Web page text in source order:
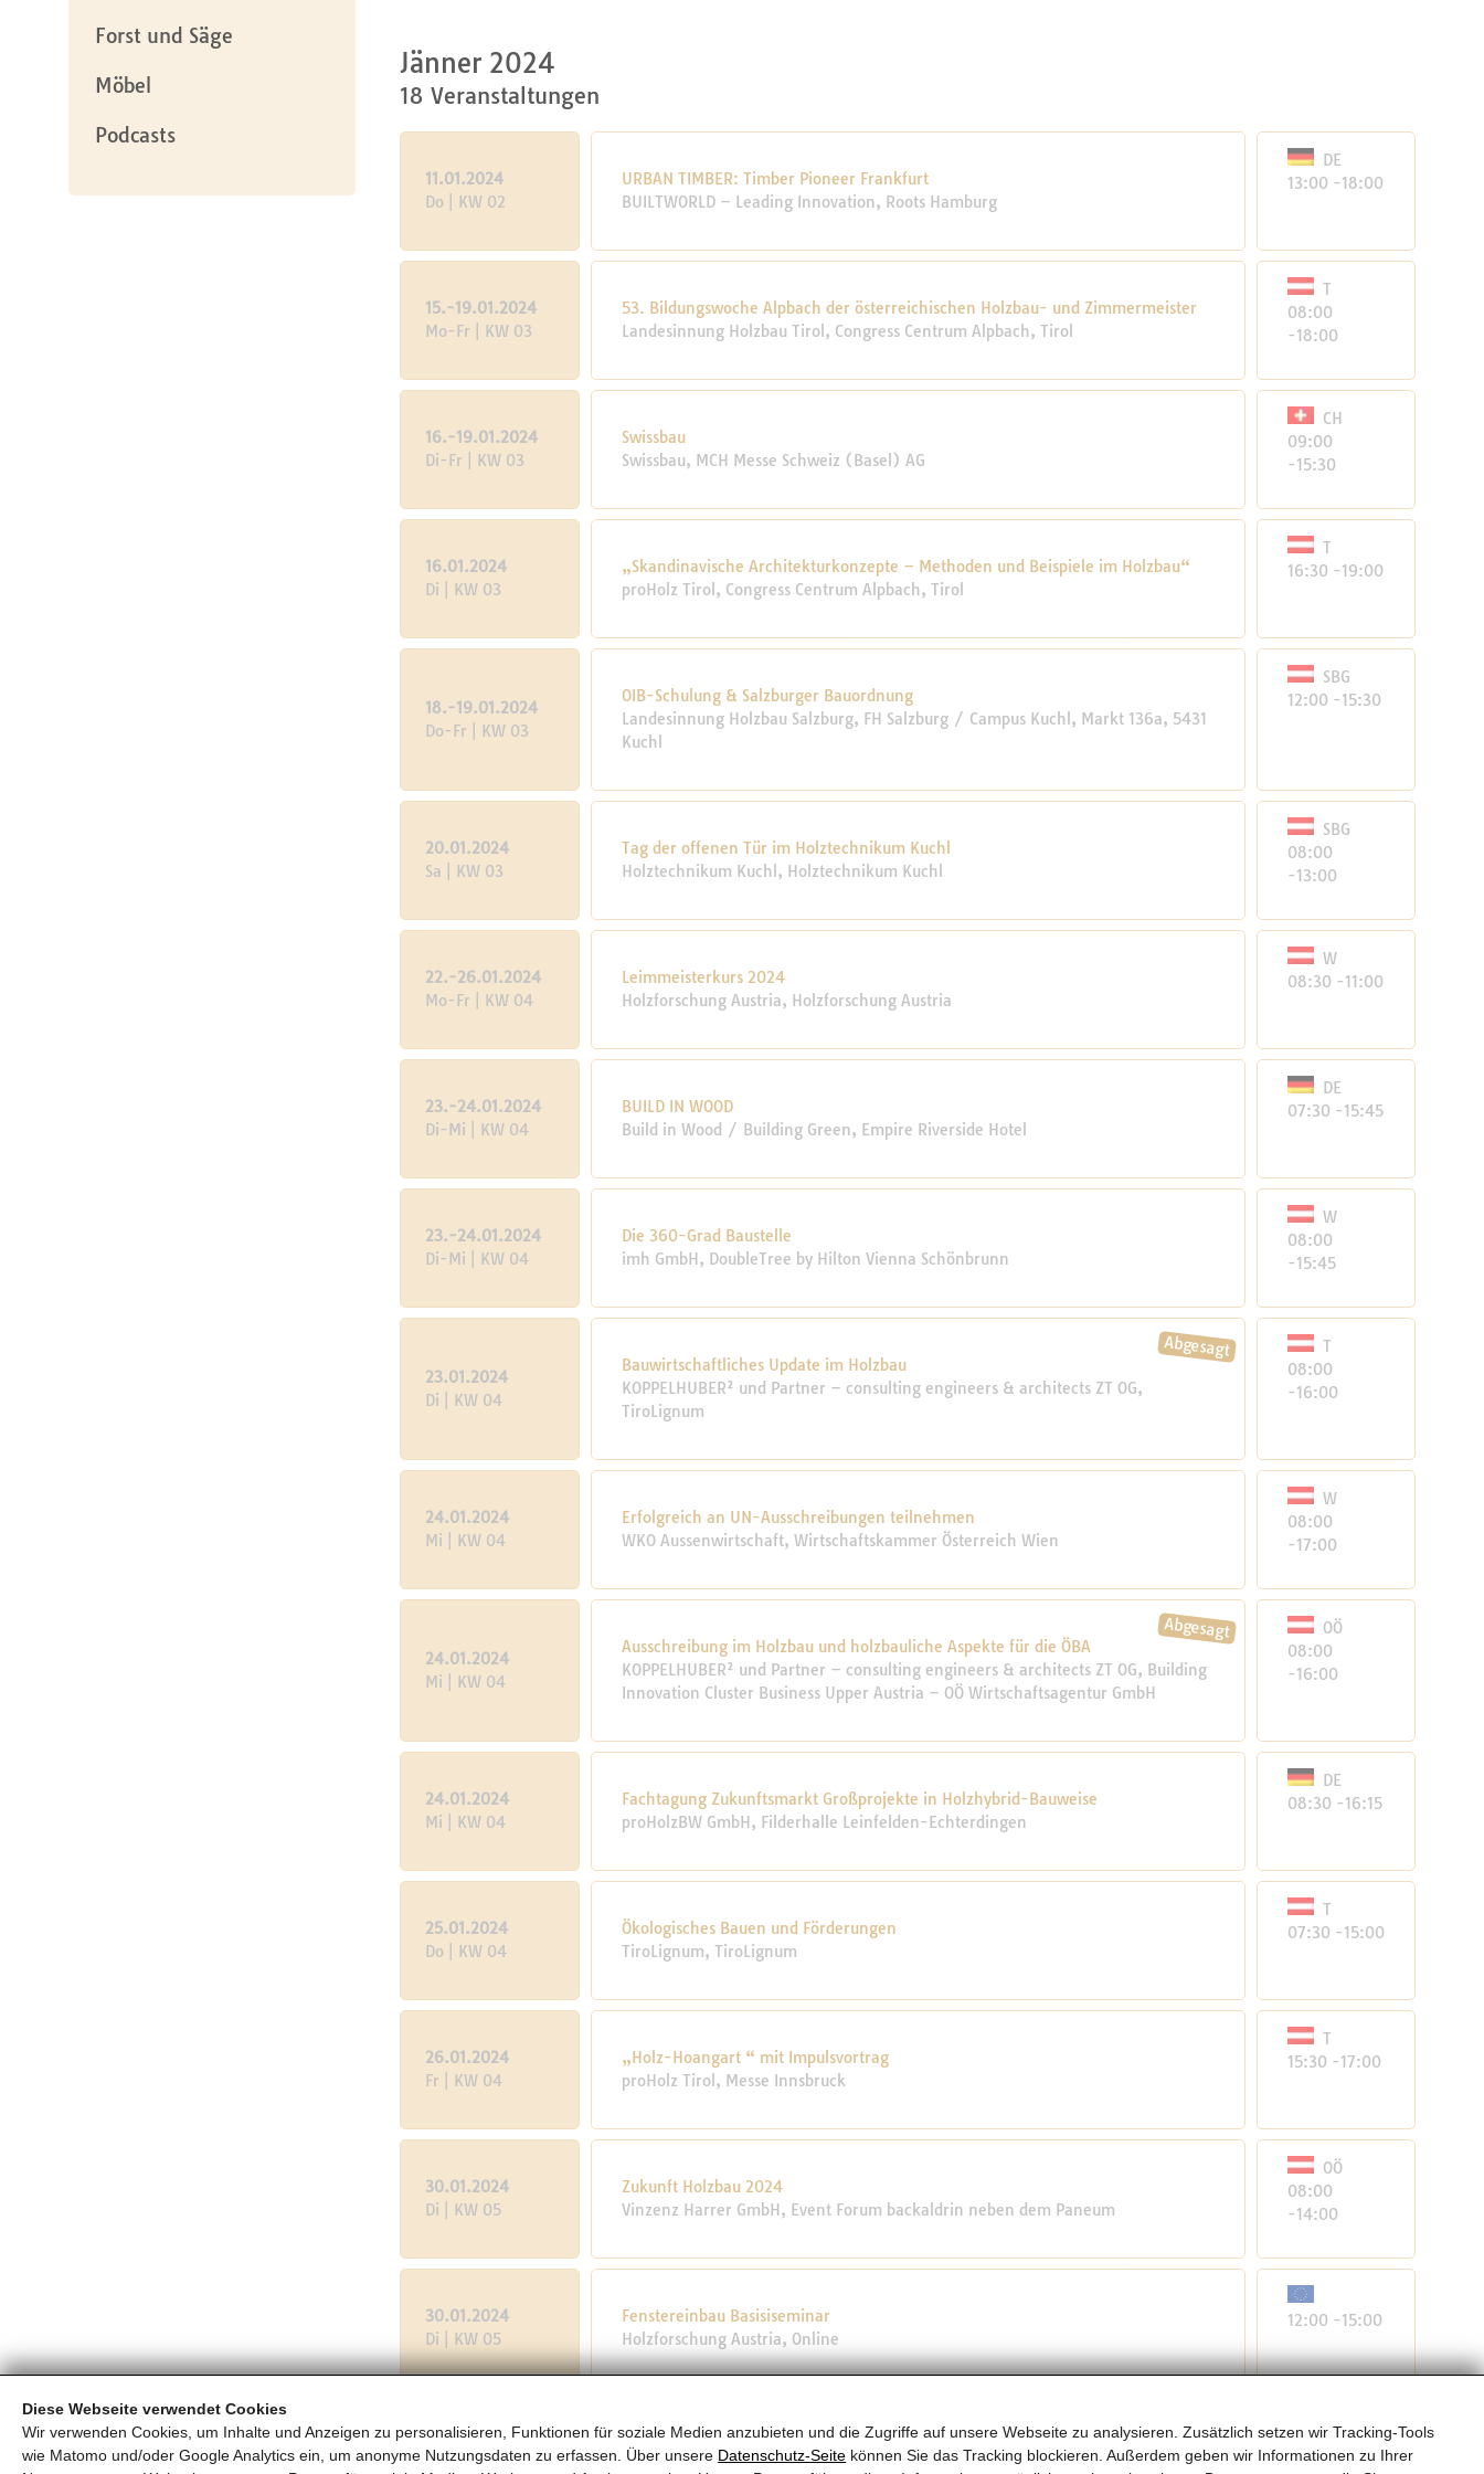
Diese Webseite verwendet Cookies
Wir verwenden Cookies, um Inhalte und Anzeigen zu personalisieren, Funktionen für soziale Medien anzubieten und die Zugriffe auf unsere Webseite zu analysieren. Zusätzlich setzen wir Tracking-Tools
wie Matomo und/oder Google Analytics ein, um anonyme Nutzungsdaten zu erfassen. Über unsere Datenschutz-Seite können Sie das Tracking blockieren. Außerdem geben wir Informationen zu Ihrer
Forst und Säge
Möbel
Podcasts
Jänner 2024
18 Veranstaltungen
11.01.2024
Do | KW 02
URBAN TIMBER: Timber Pioneer Frankfurt
BUILTWORLD – Leading Innovation, Roots Hamburg
DE
13:00 -18:00
15.-19.01.2024
Mo-Fr | KW 03
53. Bildungswoche Alpbach der österreichischen Holzbau- und Zimmermeister
Landesinnung Holzbau Tirol, Congress Centrum Alpbach, Tirol
T
08:00
-18:00
16.-19.01.2024
Di-Fr | KW 03
Swissbau
Swissbau, MCH Messe Schweiz (Basel) AG
CH
09:00
-15:30
16.01.2024
Di | KW 03
„Skandinavische Architekturkonzepte – Methoden und Beispiele im Holzbau“
proHolz Tirol, Congress Centrum Alpbach, Tirol
T
16:30 -19:00
18.-19.01.2024
Do-Fr | KW 03
OIB-Schulung & Salzburger Bauordnung
Landesinnung Holzbau Salzburg, FH Salzburg / Campus Kuchl, Markt 136a, 5431
Kuchl
SBG
12:00 -15:30
20.01.2024
Sa | KW 03
Tag der offenen Tür im Holztechnikum Kuchl
Holztechnikum Kuchl, Holztechnikum Kuchl
SBG
08:00
-13:00
22.-26.01.2024
Mo-Fr | KW 04
Leimmeisterkurs 2024
Holzforschung Austria, Holzforschung Austria
W
08:30 -11:00
23.-24.01.2024
Di-Mi | KW 04
BUILD IN WOOD
Build in Wood / Building Green, Empire Riverside Hotel
DE
07:30 -15:45
23.-24.01.2024
Di-Mi | KW 04
Die 360-Grad Baustelle
imh GmbH, DoubleTree by Hilton Vienna Schönbrunn
W
08:00
-15:45
23.01.2024
Di | KW 04
Bauwirtschaftliches Update im Holzbau
KOPPELHUBER² und Partner – consulting engineers & architects ZT OG,
TiroLignum
T
08:00
-16:00
24.01.2024
Mi | KW 04
Erfolgreich an UN-Ausschreibungen teilnehmen
WKO Aussenwirtschaft, Wirtschaftskammer Österreich Wien
W
08:00
-17:00
24.01.2024
Mi | KW 04
Ausschreibung im Holzbau und holzbauliche Aspekte für die ÖBA
KOPPELHUBER² und Partner – consulting engineers & architects ZT OG, Building
Innovation Cluster Business Upper Austria – OÖ Wirtschaftsagentur GmbH
OÖ
08:00
-16:00
24.01.2024
Mi | KW 04
Fachtagung Zukunftsmarkt Großprojekte in Holzhybrid-Bauweise
proHolzBW GmbH, Filderhalle Leinfelden-Echterdingen
DE
08:30 -16:15
25.01.2024
Do | KW 04
Ökologisches Bauen und Förderungen
TiroLignum, TiroLignum
T
07:30 -15:00
26.01.2024
Fr | KW 04
„Holz-Hoangart “ mit Impulsvortrag
proHolz Tirol, Messe Innsbruck
T
15:30 -17:00
30.01.2024
Di | KW 05
Zukunft Holzbau 2024
Vinzenz Harrer GmbH, Event Forum backaldrin neben dem Paneum
OÖ
08:00
-14:00
30.01.2024
Di | KW 05
Fenstereinbau Basisiseminar
Holzforschung Austria, Online
12:00 -15:00
31.01.2024
Mi | KW 05
8. BSP SEMINAR
Rothoblaas, Rothoblaas Headquarters
ITALIEN
17:00 -19:00